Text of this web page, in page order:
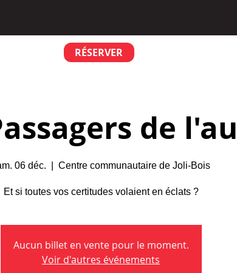
RÉSERVER
de
06 déc. Centre communautaire de Joli-Bois
Et si toutes vos certitudes volaient en éclats ?
Aucun billet en vente pour le moment.
Voir d'autres événements